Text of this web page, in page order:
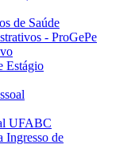
de Saúde
- ProGePe
Estágio
UFABC
Ingresso de